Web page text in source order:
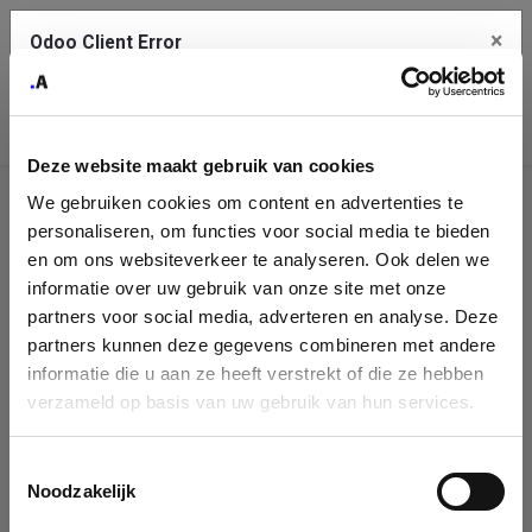
Deze website maakt gebruik van cookies
We gebruiken cookies om content en advertenties te
personaliseren, om functies voor social media te bieden
en om ons websiteverkeer te analyseren. Ook delen we
informatie over uw gebruik van onze site met onze
partners voor social media, adverteren en analyse. Deze
partners kunnen deze gegevens combineren met andere
informatie die u aan ze heeft verstrekt of die ze hebben
verzameld op basis van uw gebruik van hun services.
Noodzakelijk
Company
Identification
Please fill in your company details
You can search a company in our database by name, VAT or
enterprise ID. When a company is selected it will auto-complete the
form. If you don't find your company in our database, you can create
Odoo Client Error ×
service.
See details
Ok